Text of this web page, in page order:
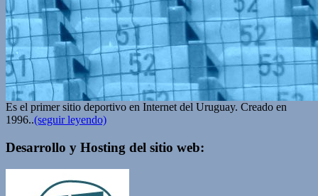
Es el primer sitio deportivo en Internet del Uruguay. Creado en
1996..(seguir leyendo)
Desarrollo y Hosting del sitio web: